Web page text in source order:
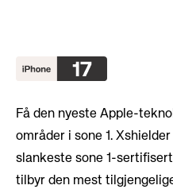
Få den nyeste Apple-
områder i sone 1.
slankeste sone 1-
tilbyr den mest